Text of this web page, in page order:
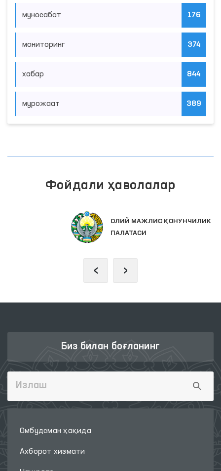
муносабат 176
мониторинг 374
хабар 844
мурожаат 389
Фойдали ҳаволалар
ОЛИЙ МАЖЛИС ҚОНУНЧИЛИК
ПАЛАТАСИ
‹ ›
Биз билан боғланинг
Омбудсман ҳақида
Ахборот хизмати